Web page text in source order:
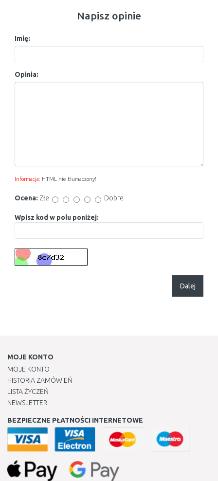
Napisz opinie
Imię:
Opinia:
Informacja: HTML nie tłumaczony!
Ocena: Złe Dobre
Wpisz kod w polu poniżej:
Dalej
MOJE KONTO
MOJE KONTO
HISTORIA ZAMÓWIEŃ
LISTA ŻYCZEŃ
NEWSLETTER
BEZPIECZNE PŁATNOŚCI INTERNETOWE